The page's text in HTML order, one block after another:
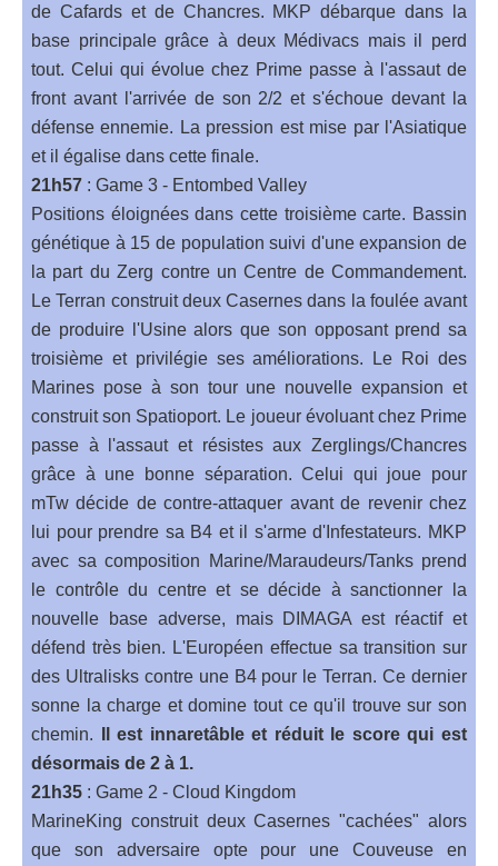
de Cafards et de Chancres. MKP débarque dans la
base principale grâce à deux Médivacs mais il perd
tout. Celui qui évolue chez Prime passe à l'assaut de
front avant l'arrivée de son 2/2 et s'échoue devant la
défense ennemie. La pression est mise par l'Asiatique
et il égalise dans cette finale.
21h57 : Game 3 - Entombed Valley
Positions éloignées dans cette troisième carte. Bassin
génétique à 15 de population suivi d'une expansion de
la part du Zerg contre un Centre de Commandement.
Le Terran construit deux Casernes dans la foulée avant
de produire l'Usine alors que son opposant prend sa
troisième et privilégie ses améliorations. Le Roi des
Marines pose à son tour une nouvelle expansion et
construit son Spatioport. Le joueur évoluant chez Prime
passe à l'assaut et résistes aux Zerglings/Chancres
grâce à une bonne séparation. Celui qui joue pour
mTw décide de contre-attaquer avant de revenir chez
lui pour prendre sa B4 et il s'arme d'Infestateurs. MKP
avec sa composition Marine/Maraudeurs/Tanks prend
le contrôle du centre et se décide à sanctionner la
nouvelle base adverse, mais DIMAGA est réactif et
défend très bien. L'Européen effectue sa transition sur
des Ultralisks contre une B4 pour le Terran. Ce dernier
sonne la charge et domine tout ce qu'il trouve sur son
chemin.
Il est innaretâble et réduit le score qui est
désormais de 2 à 1.
21h35 : Game 2 - Cloud Kingdom
MarineKing construit deux Casernes "cachées" alors
que son adversaire opte pour une Couveuse en